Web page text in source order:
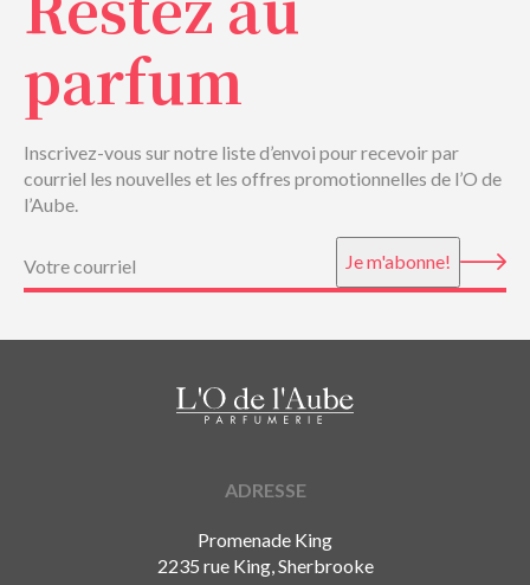
parfum
Inscrivez-vous sur notre liste d’envoi pour recevoir par
courriel les nouvelles et les offres promotionnelles de l’O de
l’Aube.
Je m'abonne!
ADRESSE
Promenade King
2235 rue King, Sherbrooke